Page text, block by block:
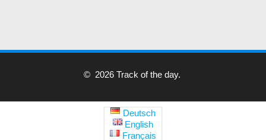
© 2026 Track of the day.
Deutsch
English
Français